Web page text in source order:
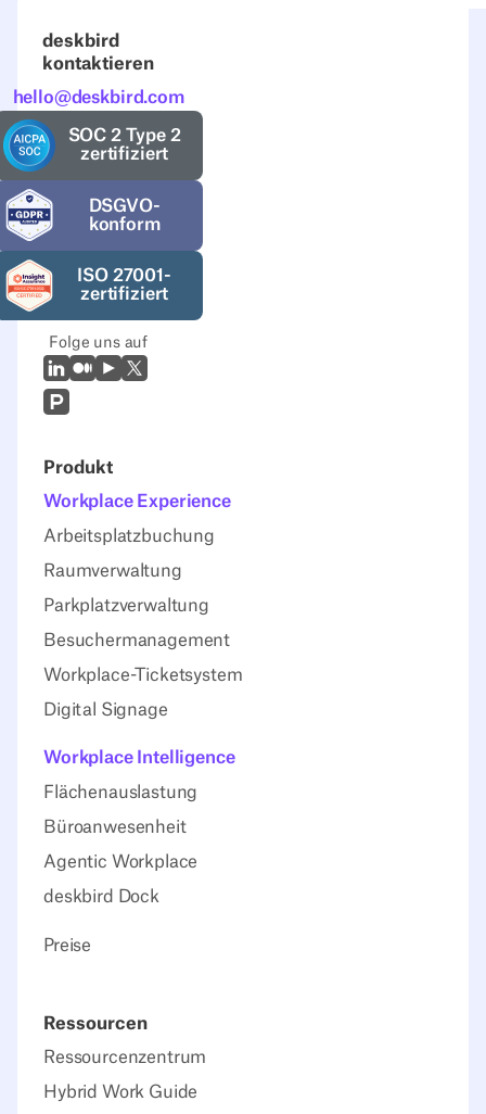
deskbird
kontaktieren
hello@deskbird.com
SOC 2 Type 2
zertifiziert
DSGVO-
konform
ISO 27001-
zertifiziert
Folge uns auf
LinkedIn
MittelYoutubeX (Twitter)
Prodcut Hunt
Produkt
Workplace Experience
Arbeitsplatzbuchung
Raumverwaltung
Parkplatzverwaltung
Besuchermanagement
Workplace-Ticketsystem
Digital Signage
Workplace Intelligence
Flächenauslastung
Büroanwesenheit
Agentic Workplace
deskbird Dock
Preise
Ressourcen
Ressourcenzentrum
Hybrid Work Guide